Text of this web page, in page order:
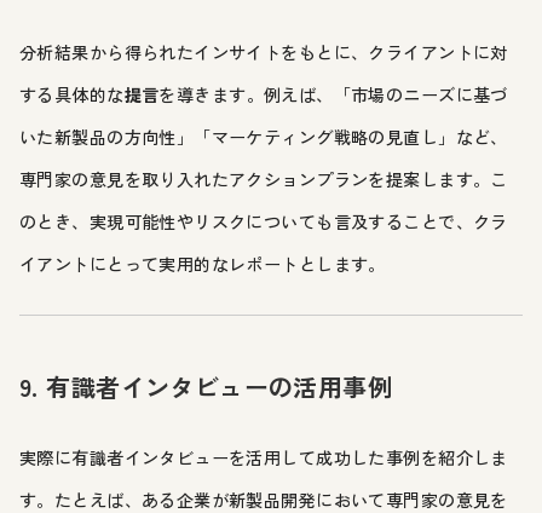
分析結果から得られたインサイトをもとに、クライアントに対
する具体的な提言を導きます。例えば、「市場のニーズに基づ
いた新製品の方向性」「マーケティング戦略の見直し」など、
専門家の意見を取り入れたアクションプランを提案します。こ
のとき、実現可能性やリスクについても言及することで、クラ
イアントにとって実用的なレポートとします。
9. 有識者インタビューの活用事例
実際に有識者インタビューを活用して成功した事例を紹介しま
す。たとえば、ある企業が新製品開発において専門家の意見を